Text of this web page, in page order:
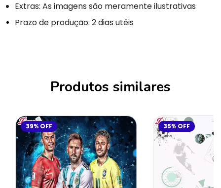
Extras: As imagens são meramente ilustrativas
Prazo de produção: 2 dias utéis
Produtos similares
39% OFF 35% OFF